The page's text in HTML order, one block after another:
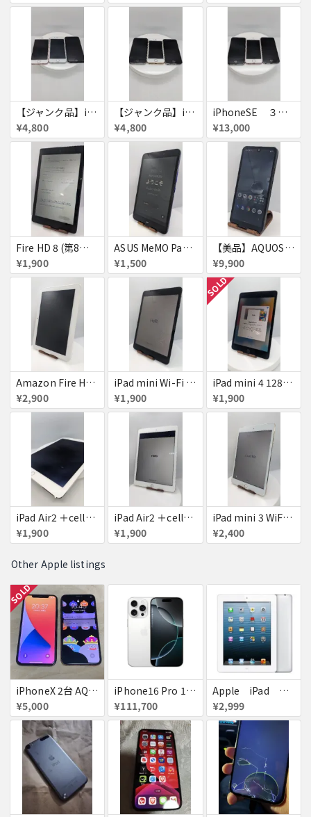
【ジャンク品】iPhone6s ３台セット
¥4,800
【ジャンク品】iPhoneSE ３台セット
¥4,800
iPhoneSE ３台セット
¥13,000
Fire HD 8 (第8世代)
¥1,900
ASUS MeMO Pad 8 AST21 au
¥1,500
【美品】AQUOS wish A103SH
¥9,900
Amazon Fire HD 8 タブレット
¥2,900
iPad mini Wi-Fi + Cellular 64GB
¥1,900
SOLD
iPad mini 4 128GB
¥1,900
iPad Air2 ＋cellular 16GB
¥1,900
iPad Air2 ＋cellular 16GB
¥1,900
iPad mini 3 WiFi+Cellular 16GB
¥2,400
Other Apple listings
SOLD
iPhoneX 2台 AQUOSsense5g ジャンク品
¥5,000
iPhone16 Pro 128GB ホワイトチタニウム docomo 送料無料
¥111,700
Apple iPad ミニ
¥2,999